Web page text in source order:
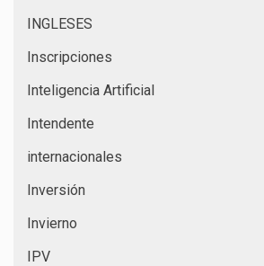
INGLESES
Inscripciones
Inteligencia Artificial
Intendente
internacionales
Inversión
Invierno
IPV